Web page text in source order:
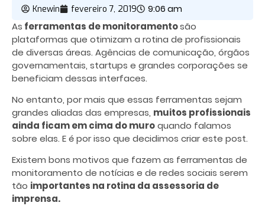
Knewin fevereiro 7, 2019 9:06 am
As ferramentas de monitoramentosão
plataformas que otimizam a rotina de profissionais
de diversas áreas. Agências de comunicação, órgãos
governamentais, startups e grandes corporações se
beneficiam dessas interfaces.
No entanto, por mais que essas ferramentas sejam
grandes aliadas das empresas, muitos profissionais
ainda ficam em cima do muroquando falamos
sobre elas. E é por isso que decidimos criar este post.
Existem bons motivos que fazem as ferramentas de
monitoramento de notícias e de redes sociais serem
tão importantes na rotina da assessoria de
imprensa.